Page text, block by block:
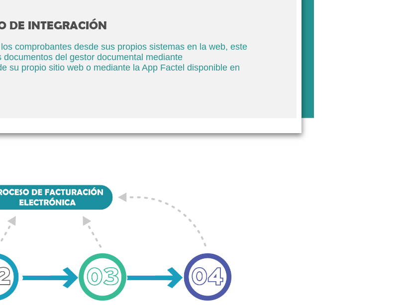
DE INTEGRACIÓN
comprobantes desde sus propios sistemas en la web, este
del gestor documental mediante
su propio sitio web o mediante la App Factel disponible en